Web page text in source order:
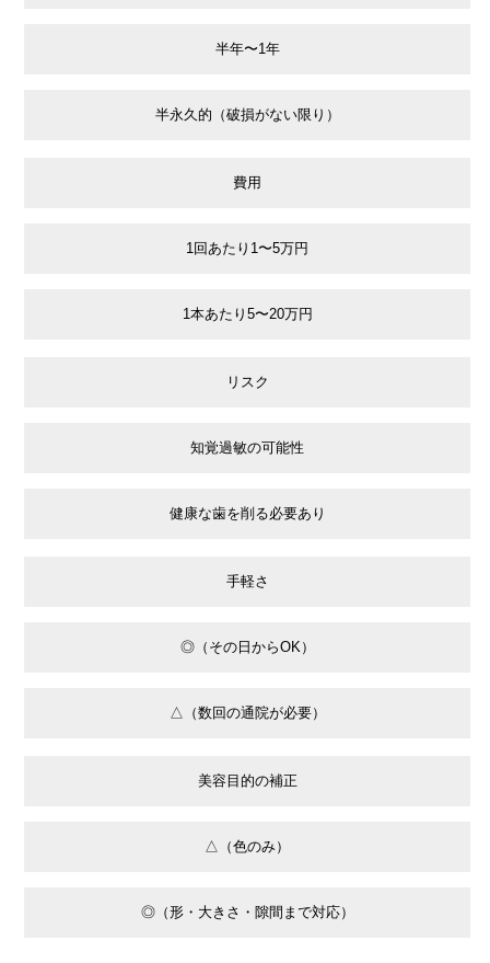
半年〜1年
半永久的（破損がない限り）
費用
1回あたり1〜5万円
1本あたり5〜20万円
リスク
知覚過敏の可能性
健康な歯を削る必要あり
手軽さ
◎（その日からOK）
△（数回の通院が必要）
美容目的の補正
△（色のみ）
◎（形・大きさ・隙間まで対応）